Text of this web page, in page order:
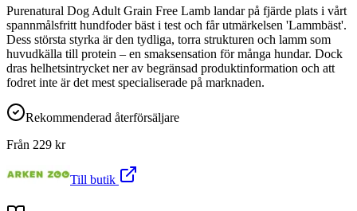
Purenatural Dog Adult Grain Free Lamb landar på fjärde plats i vårt
spannmålsfritt hundfoder bäst i test och får utmärkelsen 'Lammbäst'.
Dess största styrka är den tydliga, torra strukturen och lamm som
huvudkälla till protein – en smaksensation för många hundar. Dock
dras helhetsintrycket ner av begränsad produktinformation och att
fodret inte är det mest specialiserade på marknaden.
Rekommenderad återförsäljare
Från 229 kr
Till butik